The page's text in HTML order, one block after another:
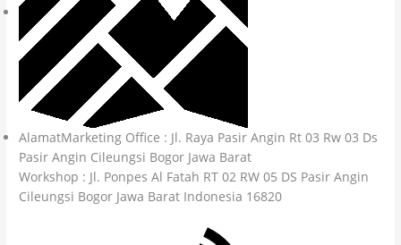
AlamatMarketing Office : Jl. Raya Pasir Angin Rt 03 Rw 03 Ds
Pasir Angin Cileungsi Bogor Jawa Barat
Workshop : Jl. Ponpes Al Fatah RT 02 RW 05 DS Pasir Angin
Cileungsi Bogor Jawa Barat Indonesia 16820